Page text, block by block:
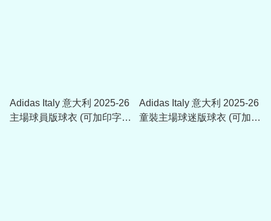
Adidas Italy 意大利 2025-26
主場球員版球衣 (可加印字
Adidas Italy 意大利 2025-26
童裝主場球迷版球衣 (可加印